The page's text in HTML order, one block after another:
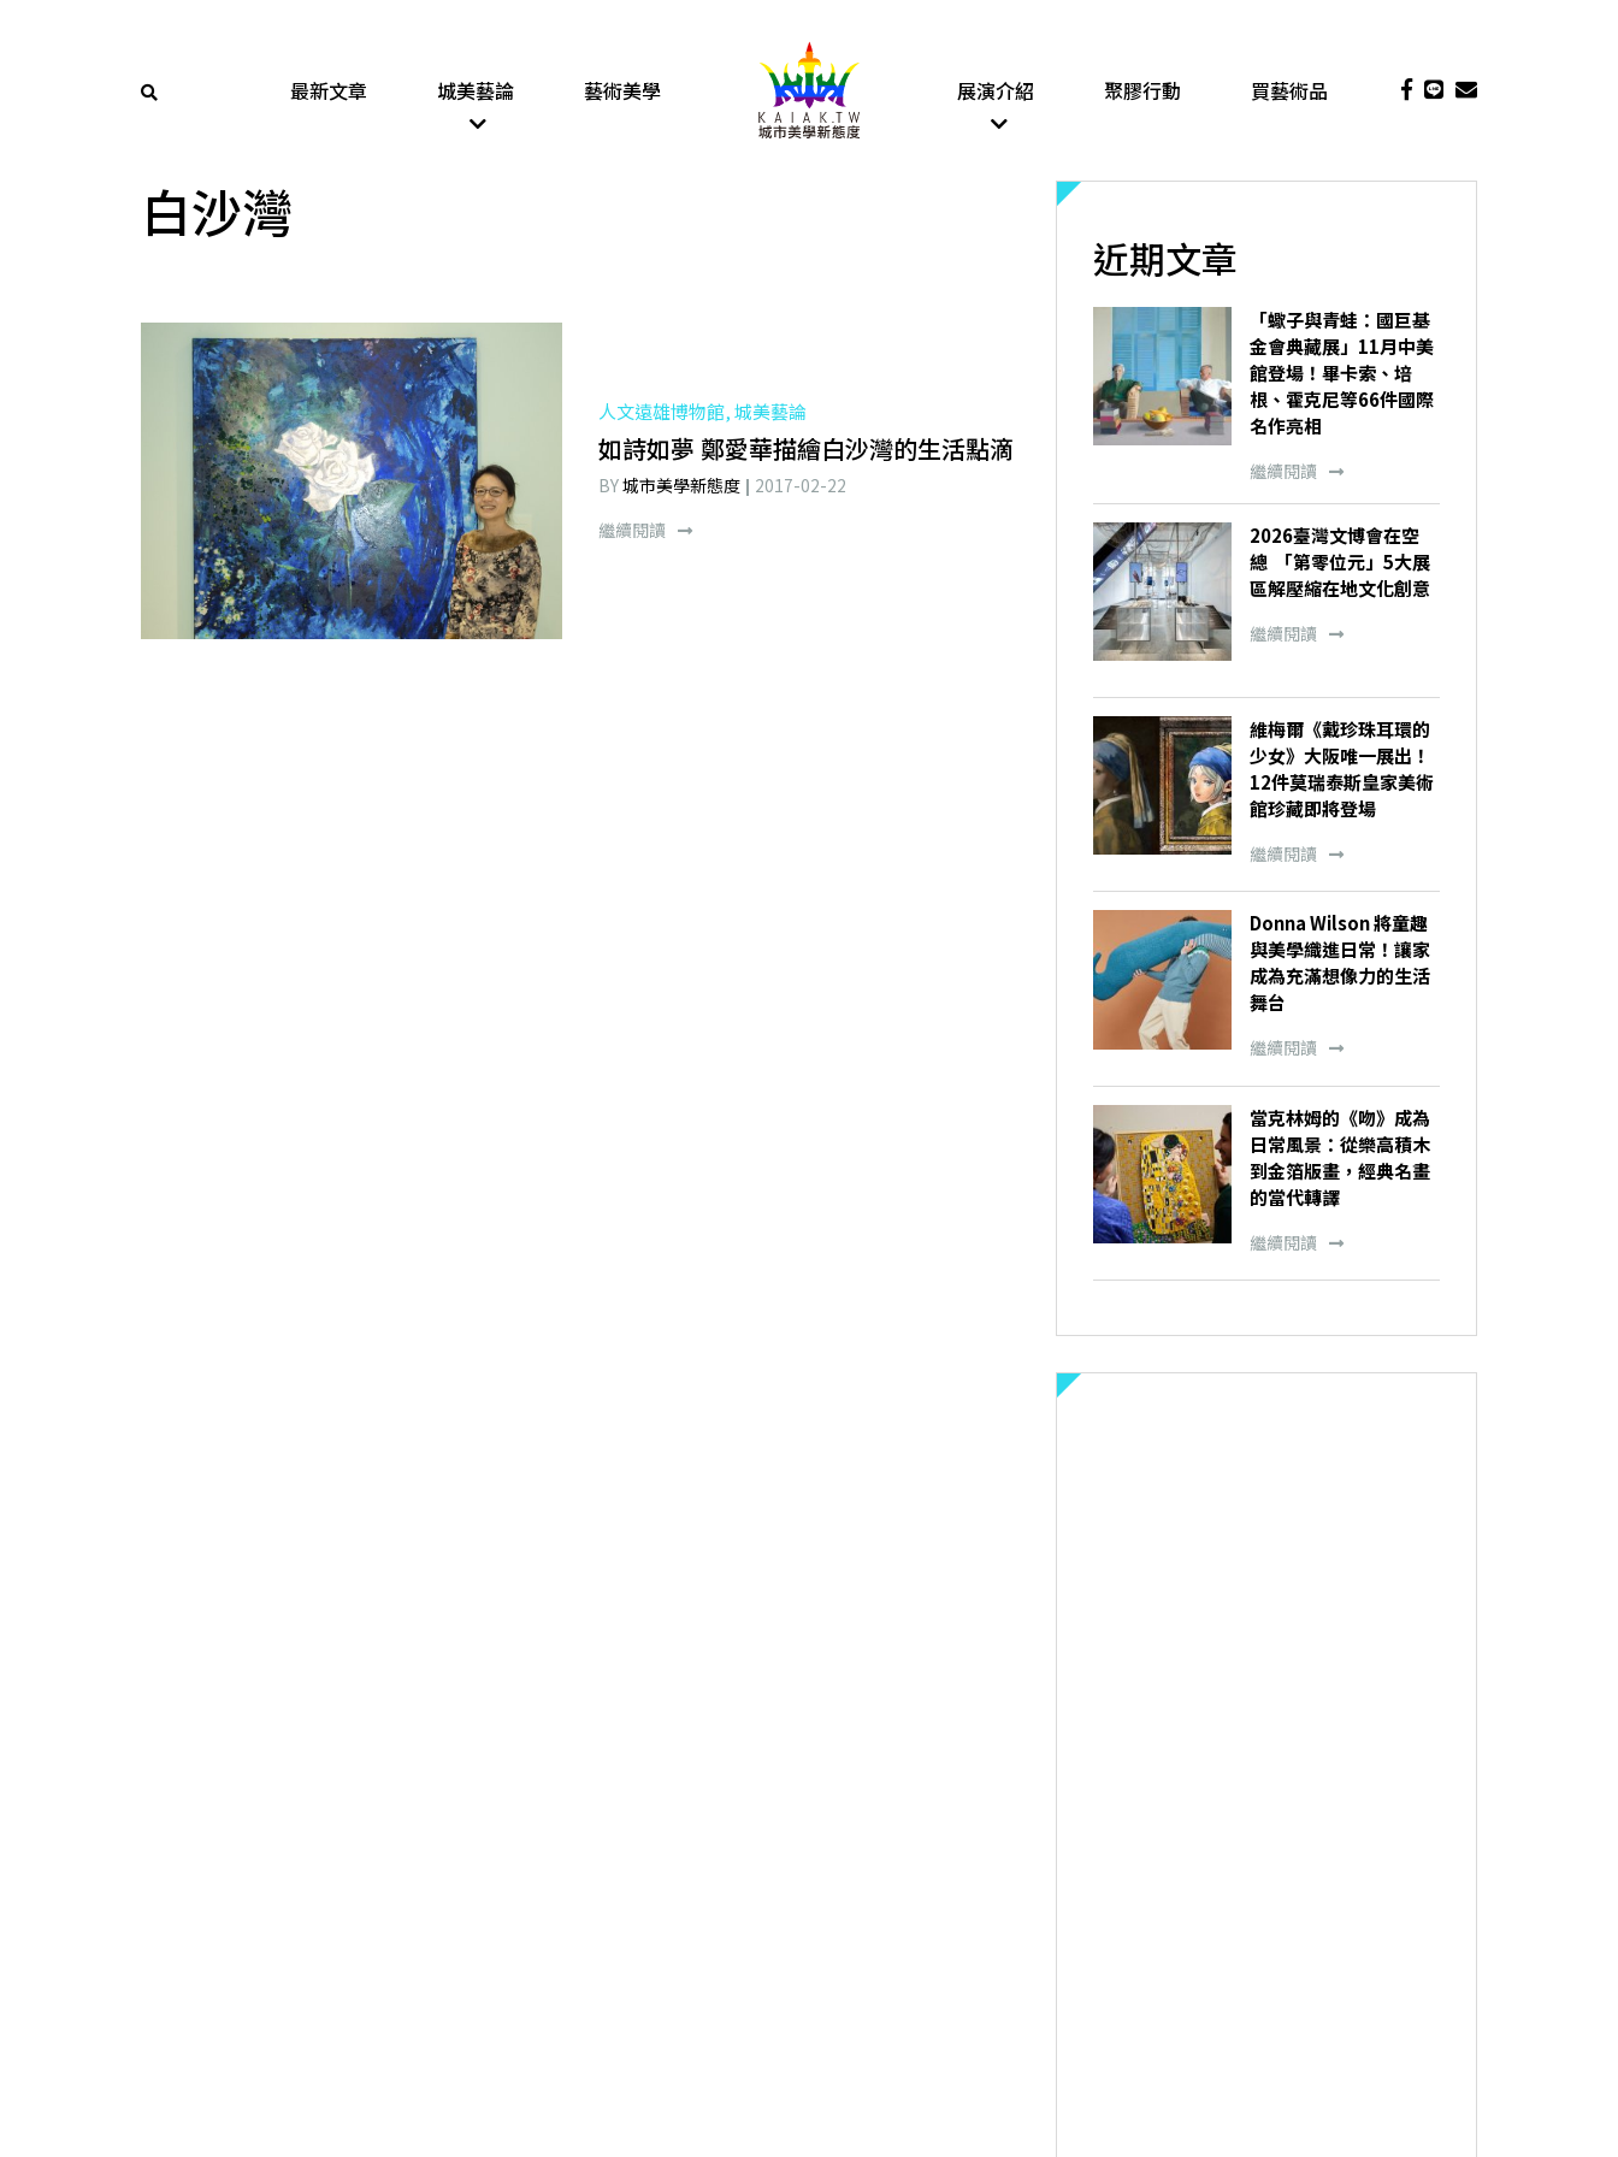
最新文章 城美藝論 藝術美學 展演介紹 聚膠行動 買藝術品
白沙灣
人文遠雄博物館, 城美藝論
如詩如夢 鄭愛華描繪白沙灣的生活點滴
BY城市美學新態度
2017-02-22
繼續閱讀
近期文章
「蠍子與青蛙：國巨基
金會典藏展」11月中美
館登場！畢卡索、培
根、霍克尼等66件國際
名作亮相
繼續閱讀
2026臺灣文博會在空
總 「第零位元」5大展
區解壓縮在地文化創意
繼續閱讀
維梅爾《戴珍珠耳環的
少女》大阪唯一展出！
12件莫瑞泰斯皇家美術
館珍藏即將登場
繼續閱讀
Donna Wilson 將童趣
與美學織進日常！讓家
成為充滿想像力的生活
舞台
繼續閱讀
當克林姆的《吻》成為
日常風景：從樂高積木
到金箔版畫，經典名畫
的當代轉譯
繼續閱讀